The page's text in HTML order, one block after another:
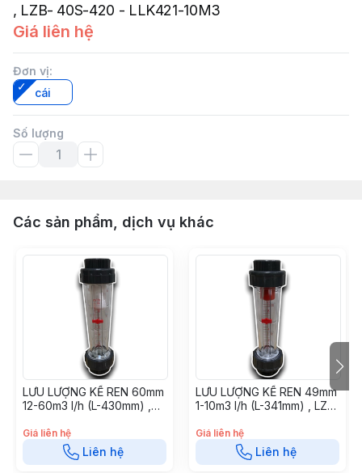
, LZB- 40S-420 - LLK421-10M3
Giá liên hệ
Đơn vị:
cái
Số lượng
Các sản phẩm, dịch vụ khác
LƯU LƯỢNG KẾ REN 60mm
12-60m3 l/h (L-430mm) ,
60M3
Giá liên hệ
Liên hệ
LƯU LƯỢNG KẾ REN 49mm
1-10m3 l/h (L-341mm) , LZB-
Giá liên hệ
Liên hệ